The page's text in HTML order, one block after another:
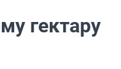
гектару